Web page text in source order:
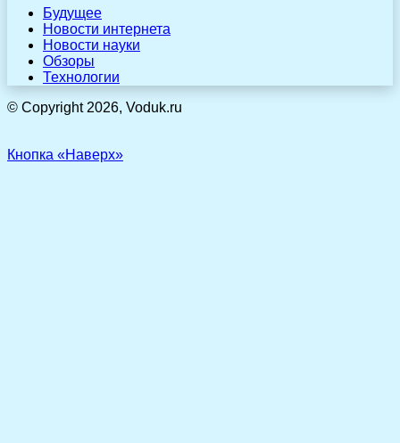
Будущее
Новости интернета
Новости науки
Обзоры
Технологии
© Copyright 2026, Voduk.ru
Кнопка «Наверх»